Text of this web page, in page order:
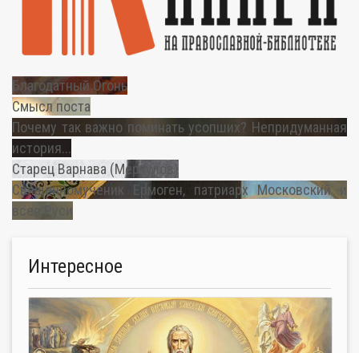
Благодатный Огонь
Смысл поста
Почему так важно поминать усопших? Непридуманная
история...
Старец Варнава (Меркулов)
Священномученик Ермоген, патриарх Московский и
всея Руси
Интересное